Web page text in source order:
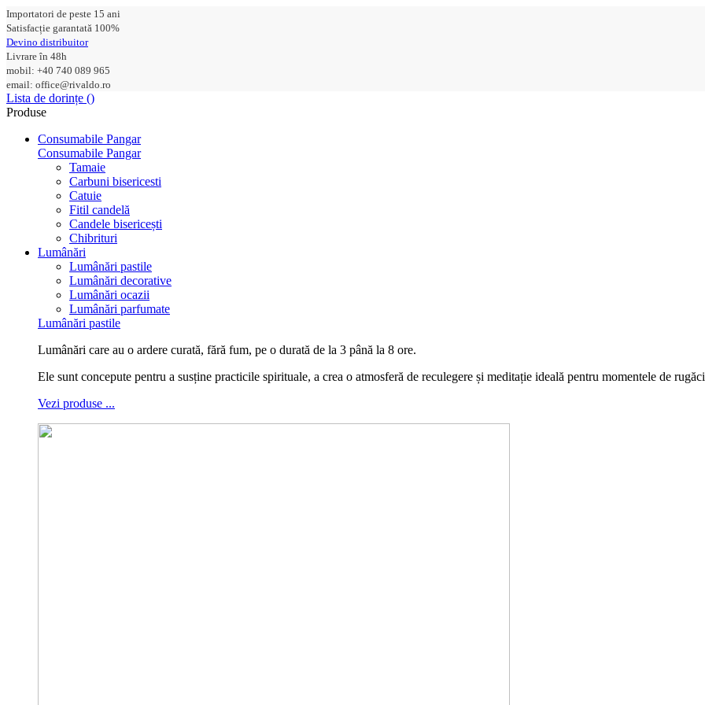
Importatori de peste 15 ani
Satisfacție garantată 100%
Devino distribuitor
Livrare în 48h
mobil: +40 740 089 965
email: office@rivaldo.ro
Lista de dorințe ()
Produse
Consumabile Pangar
Consumabile Pangar
Tamaie
Carbuni bisericesti
Catuie
Fitil candelă
Candele bisericești
Chibrituri
Lumânări
Lumânări pastile
Lumânări decorative
Lumânări ocazii
Lumânări parfumate
Lumânări pastile
Lumânări care au o ardere curată, fără fum, pe o durată de la 3 până la 8 ore.
Ele sunt concepute pentru a susține practicile spirituale, a crea o atmosferă de reculegere și meditație ideală pentru momentele de
Vezi produse ...